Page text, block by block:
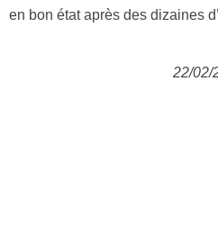
en bon état après des dizaines
22/02/